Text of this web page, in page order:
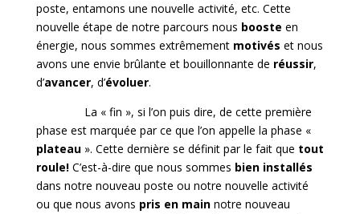
poste, entamons une nouvelle activité, etc. Cette
nouvelle étape de notre parcours nous booste en
énergie, nous sommes extrêmement motivés et nous
avons une envie brûlante et bouillonnante de réussir,
d’avancer, d’évoluer.
La « fin », si l’on puis dire, de cette première
phase est marquée par ce que l’on appelle la phase «
plateau». Cette dernière se définit par le fait que tout
roule!C’est-à-dire que nous sommes bien installés
dans notre nouveau poste ou notre nouvelle activité
ou que nous avons pris en mainnotre nouveau